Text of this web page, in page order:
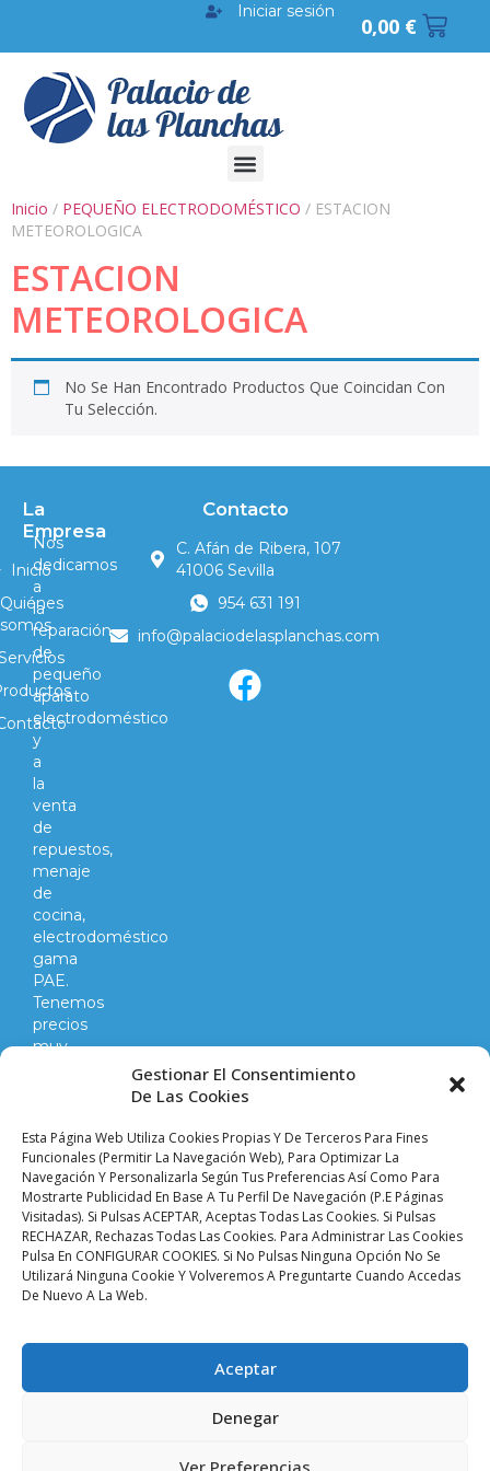
Gestionar El Consentimiento
De Las Cookies
Esta Página Web Utiliza Cookies Propias Y De Terceros Para Fines
Funcionales (permitir La Navegación Web), Para Optimizar La
Navegación Y Personalizarla Según Tus Preferencias Así Como Para
Mostrarte Publicidad En Base A Tu Perfil De Navegación (p.e Páginas
Visitadas). Si Pulsas ACEPTAR, Aceptas Todas Las Cookies. Si Pulsas
RECHAZAR, Rechazas Todas Las Cookies. Para Administrar Las Cookies
Pulsa En CONFIGURAR COOKIES. Si No Pulsas Ninguna Opción No Se
Utilizará Ninguna Cookie Y Volveremos A Preguntarte Cuando Accedas
De Nuevo A La Web.
Aceptar
Denegar
Ver Preferencias
0,00 €
Iniciar sesión
Inicio / PEQUEÑO ELECTRODOMÉSTICO / ESTACION
METEOROLOGICA
ESTACION
METEOROLOGICA
No Se Han Encontrado Productos Que Coincidan Con
Tu Selección.
Nos
dedicamos
a
la
reparación
de
pequeño
aparato
electrodoméstico
y
a
la
venta
de
repuestos,
menaje
de
cocina,
electrodoméstico
gama
PAE.
Tenemos
precios
muy
competitivos
lo
que
hacemos
y
vendemos.
La
Empresa
Inicio
Quiénes
somos
Contacto
C. Afán de Ribera, 107
41006 Sevilla
954 631 191
info@palaciodelasplanchas.com
Aviso legal |
Condiciones de venta y envíos |